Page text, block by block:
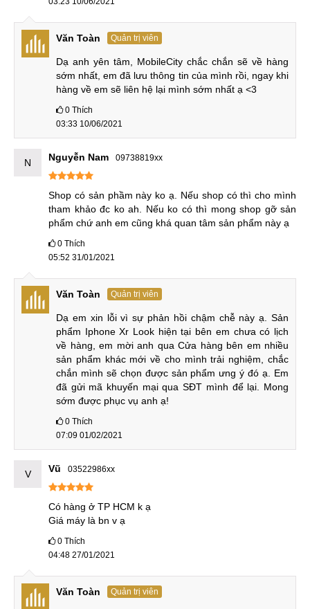
máy cho chất lượng ảnh vô cùng tốt. Ngoài khả năng chụp
hình selfie, camera này còn hỗ trợ tính năng nhận diện
khuôn mặt Face ID.
Đánh giá pin iPhone XR Lock: Viên pin dung
lượng lớn, lên tới 2.942 mAh
iPhone XS Max. Nhưng đó lại là một lợi thế của iPhone XR
xách tay. Máy được trang bị viên pin với dung lượng lên tới
dụng máy trong vòng 1.5 ngày liên tiếp. Nếu người dùng
chơi các game với đồ họa cao, máy cho khả năng on screen
lên tới 6 giờ đồng hồ.
Có nên mua iPhone XR Lock hay không?
Với những đánh giá trên, liệu có nên mua iPhone XR Lock
hay không? Đây chắc hẳn là thắc mắc của rất nhiều khách
hàng. Mức giá rẻ hơn nhiều so với bản quốc tế cùng uy tín
và chính sách bảo hành của MobileCity chắc chắn sẽ giúp
khách hàng yên tâm về sản phẩm. Ngoài ra, MobileCity còn
cung cấp các sản phẩmđiện thoại iPhone Lock
Địa chỉ mua iPhone XR Lock ở đâu?
Với uy tín nhiều năm phân phối các sản phẩm điện thoại
iPhone, MobileCity sẽ là địa chỉ không thể bỏ qua của
người dùng. Ngoài các chương trình ưu đãi, MobileCity còn
có gói Bảo hành vàng giúp cho khách hàng yên tâm khi sử
dụng sản phẩm.
TP.HCM, Đà Nẵng
Văn Toàn Quản trị viên
Dạ anh yên tâm, MobileCity chắc chắn sẽ về hàng
sớm nhất, em đã lưu thông tin của mình rồi, ngay khi
hàng về em sẽ liên hệ lại mình sớm nhất ạ <3
0 Thích
03:33 10/06/2021
N Nguyễn Nam 09738819xx
Shop có sản phầm này ko ạ. Nếu shop có thì cho mình
tham khảo đc ko ah. Nếu ko có thì mong shop gỡ sản
phẩm chứ anh em cũng khá quan tâm sản phẩm này ạ
0 Thích
05:52 31/01/2021
Văn Toàn Quản trị viên
Dạ em xin lỗi vì sự phản hồi chậm chễ này ạ. Sản
phẩm Iphone Xr Look hiện tại bên em chưa có lịch
về hàng, em mời anh qua Cửa hàng bên em nhiều
sản phẩm khác mới về cho mình trải nghiệm, chắc
chắn mình sẽ chọn được sản phẩm ưng ý đó ạ. Em
đã gửi mã khuyến mại qua SĐT mình để lại. Mong
sớm được phục vụ anh ạ!
0 Thích
07:09 01/02/2021
V Vũ 03522986xx
Có hàng ở TP HCM k ạ
Giá máy là bn v ạ
0 Thích
04:48 27/01/2021
Văn Toàn Quản trị viên